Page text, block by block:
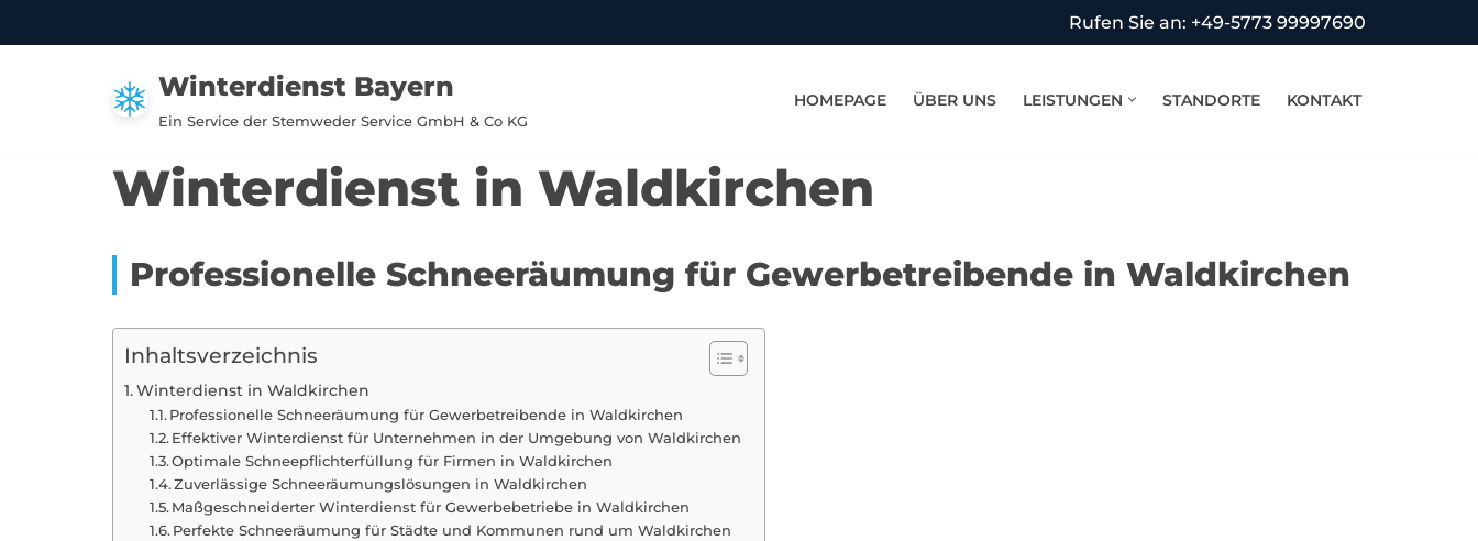
Rufen Sie an: +49-5773 99997690
Winterdienst Bayern
Ein Service der Stemweder Service GmbH & Co KG
HOMEPAGE ÜBER UNS LEISTUNGEN STANDORTE KONTAKT
Winterdienst in Waldkirchen
Professionelle Schneeräumung für Gewerbetreibende in Waldkirchen
Inhaltsverzeichnis
Winterdienst in Waldkirchen
Professionelle Schneeräumung für Gewerbetreibende in Waldkirchen
Effektiver Winterdienst für Unternehmen in der Umgebung von Waldkirchen
Optimale Schneepflichterfüllung für Firmen in Waldkirchen
Zuverlässige Schneeräumungslösungen in Waldkirchen
Maßgeschneiderter Winterdienst für Gewerbebetriebe in Waldkirchen
Perfekte Schneeräumung für Städte und Kommunen rund um Waldkirchen